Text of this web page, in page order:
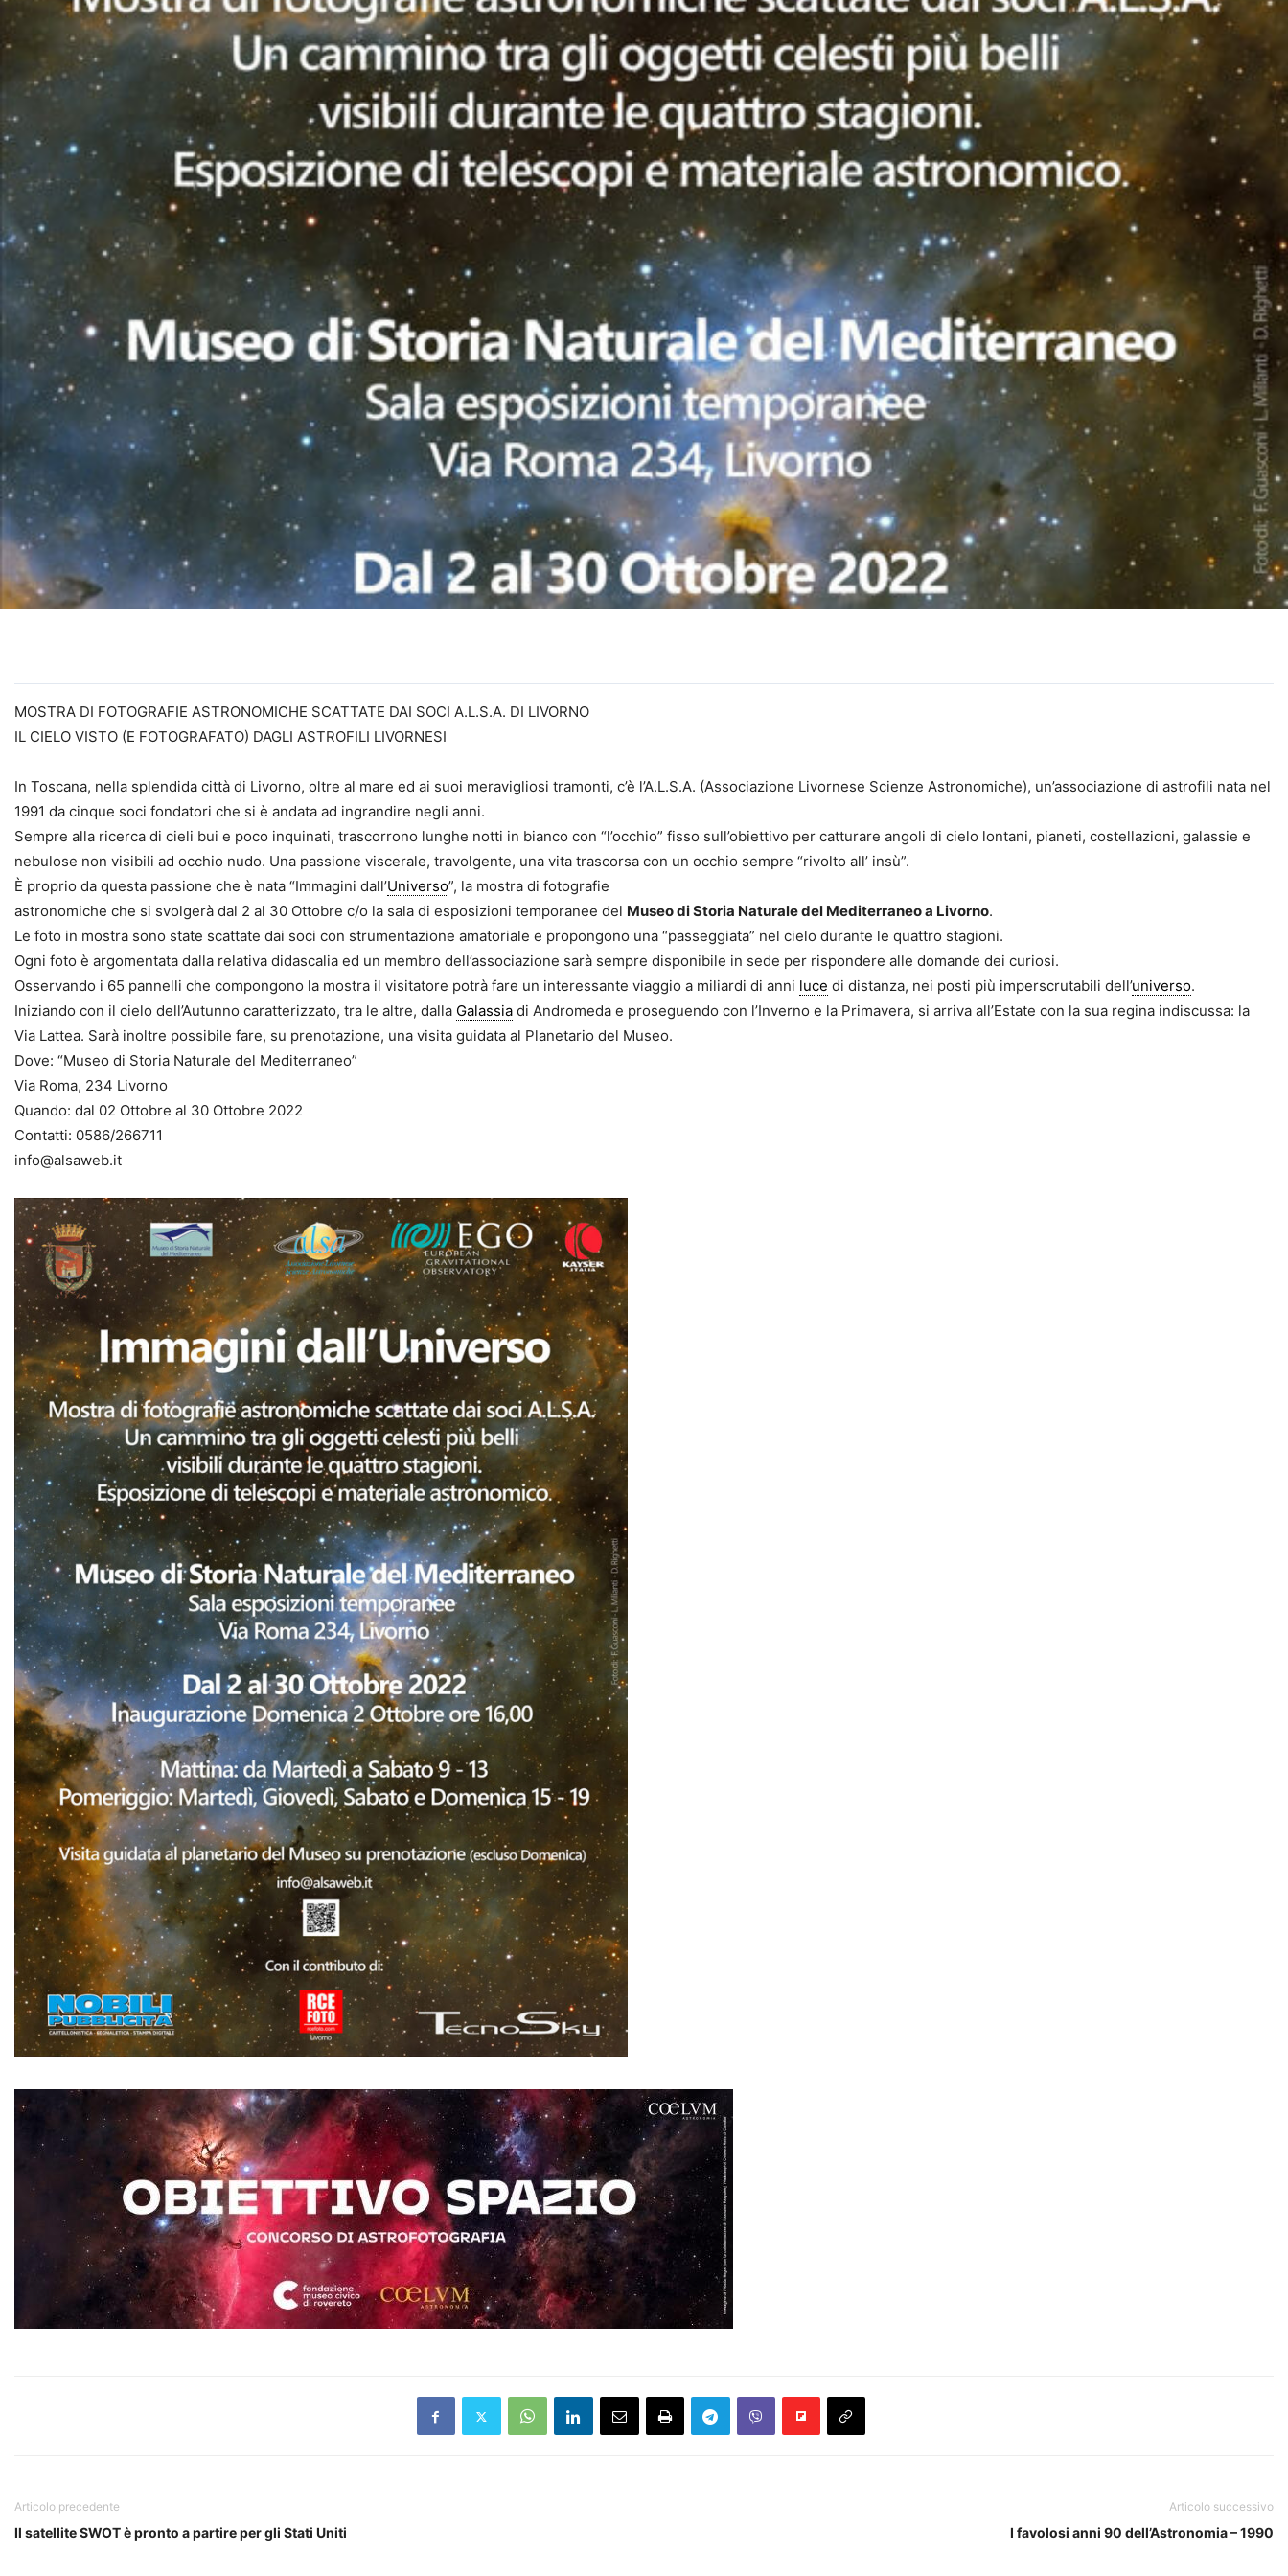
MOSTRA DI FOTOGRAFIE ASTRONOMICHE SCATTATE DAI SOCI A.L.S.A. DI LIVORNO
IL CIELO VISTO (E FOTOGRAFATO) DAGLI ASTROFILI LIVORNESI
In Toscana, nella splendida città di Livorno, oltre al mare ed ai suoi meravigliosi tramonti, c’è l’A.L.S.A. (Associazione Livornese Scienze Astronomiche), un’associazione di astrofili nata nel
1991 da cinque soci fondatori che si è andata ad ingrandire negli anni.
Sempre alla ricerca di cieli bui e poco inquinati, trascorrono lunghe notti in bianco con “l’occhio” fisso sull’obiettivo per catturare angoli di cielo lontani, pianeti, costellazioni, galassie e
nebulose non visibili ad occhio nudo. Una passione viscerale, travolgente, una vita trascorsa con un occhio sempre “rivolto all’ insù”.
È proprio da questa passione che è nata “Immagini dall’Universo”, la mostra di fotografie
astronomiche che si svolgerà dal 2 al 30 Ottobre c/o la sala di esposizioni temporanee del Museo di Storia Naturale del Mediterraneo a Livorno.
Le foto in mostra sono state scattate dai soci con strumentazione amatoriale e propongono una “passeggiata” nel cielo durante le quattro stagioni.
Ogni foto è argomentata dalla relativa didascalia ed un membro dell’associazione sarà sempre disponibile in sede per rispondere alle domande dei curiosi.
Osservando i 65 pannelli che compongono la mostra il visitatore potrà fare un interessante viaggio a miliardi di anni luce di distanza, nei posti più imperscrutabili dell’universo.
Iniziando con il cielo dell’Autunno caratterizzato, tra le altre, dalla Galassia di Andromeda e proseguendo con l’Inverno e la Primavera, si arriva all’Estate con la sua regina indiscussa: la
Via Lattea. Sarà inoltre possibile fare, su prenotazione, una visita guidata al Planetario del Museo.
Dove: “Museo di Storia Naturale del Mediterraneo”
Via Roma, 234 Livorno
Quando: dal 02 Ottobre al 30 Ottobre 2022
Contatti: 0586/266711
info@alsaweb.it
Articolo precedente
Il satellite SWOT è pronto a partire per gli Stati Uniti
Articolo successivo
I favolosi anni 90 dell’Astronomia – 1990